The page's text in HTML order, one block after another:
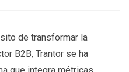
de transformar la
B2B, Trantor se ha